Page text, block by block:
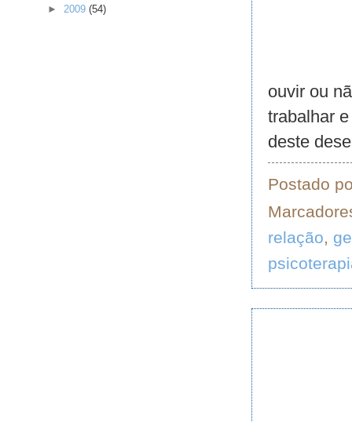
ouvir ou
trabalhar
deste
Postado
relação,
► 2009 (54)